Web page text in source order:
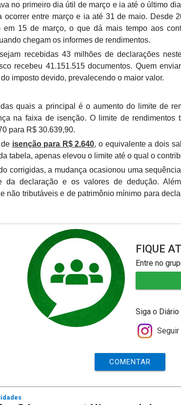
no primeiro dia útil de março e ia até o último
entre março e ia até 31 de maio. Desde
15 de março, o que dá mais tempo aos
chegam os informes de rendimentos.
recebidas 43 milhões de declarações
recebeu 41.151.515 documentos. Quem
imposto devido, prevalecendo o maior valor.
quais a principal é o aumento do limite de
na faixa de isenção. O limite de rendimentos
para R$ 30.639,90.
isenção para R$ 2.640, o equivalente a dois
tabela, apenas elevou o limite até o qual o
corrigidas, a mudança ocasionou uma
da declaração e os valores de dedução.
não tributáveis e de patrimônio mínimo para
FIQUE
Entre no
Siga o
Seguir
COMENTAR